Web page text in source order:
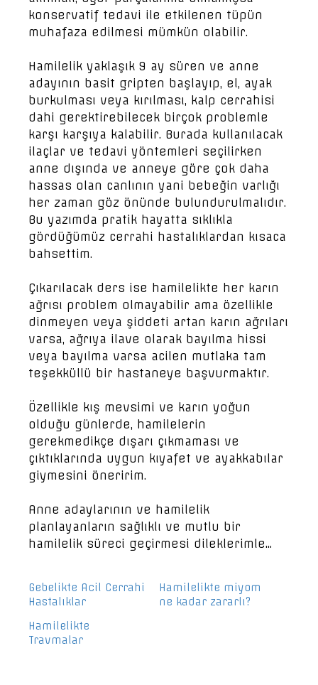
konservatif tedavi ile etkilenen tüpün
muhafaza edilmesi mümkün olabilir.
Hamilelik yaklaşık 9 ay süren ve anne
adayının basit gripten başlayıp, el, ayak
burkulması veya kırılması, kalp cerrahisi
dahi gerektirebilecek birçok problemle
karşı karşıya kalabilir. Burada kullanılacak
ilaçlar ve tedavi yöntemleri seçilirken
anne dışında ve anneye göre çok daha
hassas olan canlının yani bebeğin varlığı
her zaman göz önünde bulundurulmalıdır.
Bu yazımda pratik hayatta sıklıkla
gördüğümüz cerrahi hastalıklardan kısaca
bahsettim.
Çıkarılacak ders ise hamilelikte her karın
ağrısı problem olmayabilir ama özellikle
dinmeyen veya şiddeti artan karın ağrıları
varsa, ağrıya ilave olarak bayılma hissi
veya bayılma varsa acilen mutlaka tam
teşekküllü bir hastaneye başvurmaktır.
Özellikle kış mevsimi ve karın yoğun
olduğu günlerde, hamilelerin
gerekmedikçe dışarı çıkmaması ve
çıktıklarında uygun kıyafet ve ayakkabılar
giymesini öneririm.
Anne adaylarının ve hamilelik
planlayanların sağlıklı ve mutlu bir
hamilelik süreci geçirmesi dileklerimle…
Gebelikte Acil Cerrahi
Hastalıklar
Hamilelikte miyom
ne kadar zararlı?
Hamilelikte
Travmalar